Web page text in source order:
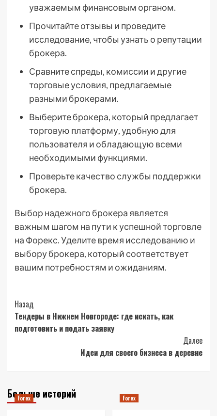
уважаемым финансовым органом.
Прочитайте отзывы и проведите
исследование, чтобы узнать о репутации
брокера.
Сравните спреды, комиссии и другие
торговые условия, предлагаемые
разными брокерами.
Выберите брокера, который предлагает
торговую платформу, удобную для
пользователя и обладающую всеми
необходимыми функциями.
Проверьте качество службы поддержки
брокера.
Выбор надежного брокера является
важным шагом на пути к успешной торговле
на Форекс. Уделите время исследованию и
выбору брокера, который соответствует
вашим потребностям и ожиданиям.
Post
Navigation
Назад
Тендеры в Нижнем Новгороде: где искать, как
подготовить и подать заявку
Далее
Идеи для своего бизнеса в деревне
Больше историй
Forex Forex